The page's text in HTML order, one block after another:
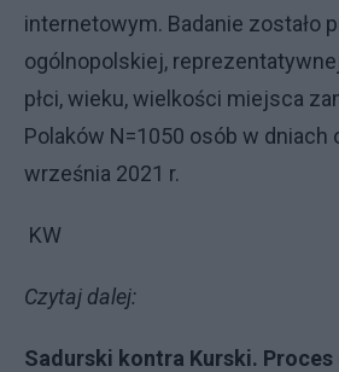
internetowym. Badanie zostało
ogólnopolskiej,
płci, wieku, wielkości miejsca
Polaków N=1050 osób w dniach
września 2021 r.
KW
Czytaj dalej:
Sadurski kontra Kurski. Proces